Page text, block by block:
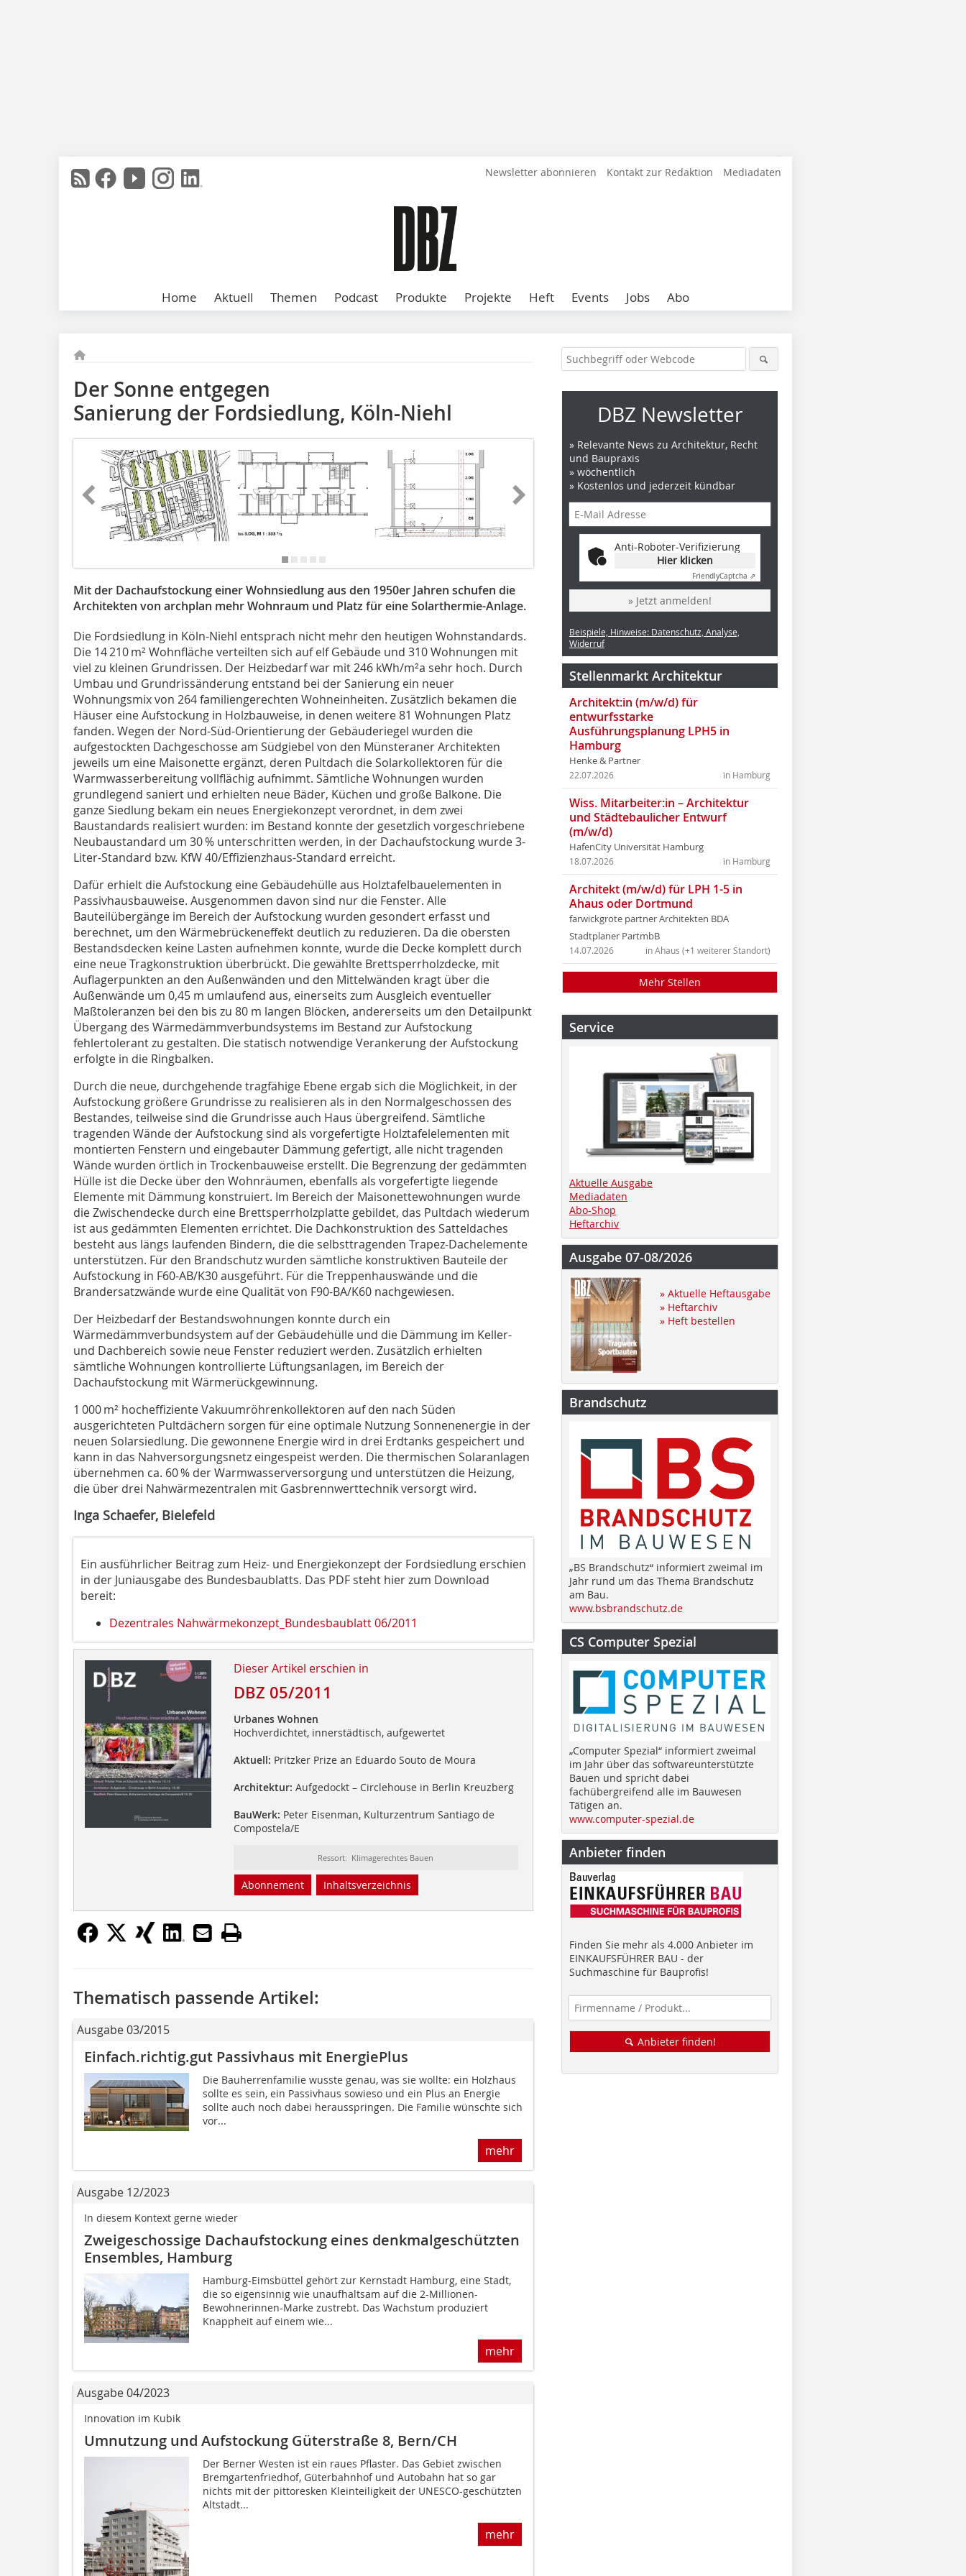
Newsletter abonnieren Kontakt zur Redaktion Mediadaten
Home Aktuell Themen Podcast Produkte Projekte Heft Events Jobs Abo
Der Sonne entgegen
Sanierung der Fordsiedlung, Köln-Niehl
Mit der Dachaufstockung einer Wohnsiedlung aus den 1950er Jahren schufen die
Architekten von archplan mehr Wohnraum und Platz für eine Solarthermie-Anlage.
Die Fordsiedlung in Köln-Niehl entsprach nicht mehr den heutigen Wohnstandards.
Die 14 210 m² Wohnfläche verteilten sich auf elf Gebäude und 310 Wohnungen mit
viel zu kleinen Grundrissen. Der Heizbedarf war mit 246 kWh/m²a sehr hoch. Durch
Umbau und Grundrissänderung entstand bei der Sanierung ein neuer
Wohnungsmix von 264 familiengerechten Wohneinheiten. Zusätzlich bekamen die
Häuser eine Aufstockung in Holzbauweise, in denen weitere 81 Wohnungen Platz
fanden. Wegen der Nord-Süd-Orientierung der Gebäuderiegel wurden die
aufgestockten Dachgeschosse am Südgiebel von den Münsteraner Architekten
jeweils um eine Maisonette ergänzt, deren Pultdach die Solarkollektoren für die
Warmwasserbereitung vollflächig aufnimmt. Sämtliche Wohnungen wurden
grundlegend saniert und erhielten neue Bäder, Küchen und große Balkone. Die
ganze Siedlung bekam ein neues Energiekonzept verordnet, in dem zwei
Baustandards realisiert wurden: im Bestand konnte der gesetzlich vorgeschriebene
Neubaustandard um 30 % unterschritten werden, in der Dachaufstockung wurde 3-
Liter-Standard bzw. KfW 40/Effizienzhaus-Standard erreicht.
Dafür erhielt die Aufstockung eine Gebäudehülle aus Holztafelbau­elementen in
Passivhausbauweise. Ausgenommen davon sind nur die Fenster. Alle
Bauteilübergänge im Bereich der Aufstockung wurden gesondert erfasst und
berechnet, um den Wärmebrückeneffekt deutlich zu reduzieren. Da die obersten
Bestandsdecken keine Lasten aufnehmen konnte, wurde die Decke komplett durch
eine neue Tragkonstruktion überbrückt. Die gewählte Brettsperrholzdecke, mit
Auflagerpunkten an den Außenwänden und den Mittelwänden kragt über die
Außenwände um 0,45 m umlaufend aus, einerseits zum Ausgleich eventueller
Maßtoleranzen bei den bis zu 80 m langen Blöcken, andererseits um den Detailpunkt
Übergang des Wärmedämmverbundsystems im Bestand zur Aufstockung
fehlertolerant zu gestalten. Die statisch notwendige Verankerung der Aufstockung
erfolgte in die Ringbalken.
Durch die neue, durchgehende tragfähige Ebene ergab sich die Möglichkeit, in der
Aufstockung größere Grundrisse zu realisieren als in den Normalgeschossen des
Bestandes, teilweise sind die Grundrisse auch Haus übergreifend. Sämtliche
tragenden Wände der Aufstockung sind als vorgefertigte Holztafelelementen mit
montierten Fenstern und eingebauter Dämmung gefertigt, alle nicht tragenden
Wände wurden örtlich in Trockenbauweise erstellt. Die Begrenzung der gedämmten
Hülle ist die Decke über den Wohnräumen, ebenfalls als vorgefertigte liegende
Elemente mit Dämmung konstruiert. Im Bereich der Maisonettewohnungen wurde
die Zwischendecke durch eine Brettsperrholzplatte gebildet, das Pultdach wiederum
ist aus gedämmten Elementen errichtet. Die Dachkonstruktion des Satteldaches
besteht aus längs laufenden Bindern, die die selbsttragenden Trapez-Dachelemente
unterstützen. Für den Brandschutz wurden sämtliche konstruktiven Bauteile der
Aufstockung in F60-AB/K30 ausgeführt. Für die Treppenhauswände und die
Brandersatzwände wurde eine Qualität von F90-BA/K60 nachgewiesen.
Der Heizbedarf der Bestandswohnungen konnte durch ein
Wärmedämmverbundsystem auf der Gebäudehülle und die Dämmung im Keller-
und Dachbereich sowie neue Fenster reduziert werden. Zusätzlich erhielten
sämtliche Wohnungen kontrollierte Lüftungsanlagen, im Bereich der
Dachaufstockung mit Wärmerückgewinnung.
1 000 m² hocheffiziente Vakuumröhrenkollektoren auf den nach Süden
ausgerichteten Pultdächern sorgen für eine optimale Nutzung Sonnenenergie in der
neuen Solarsiedlung. Die gewonnene Energie wird in drei Erdtanks gespeichert und
kann in das Nahversorgungsnetz eingespeist werden. Die thermischen Solaranlagen
übernehmen ca. 60 % der Warmwasserversorgung und unterstützen die Heizung,
die über drei Nahwärmezentralen mit Gasbrennwerttechnik versorgt wird.
Inga Schaefer, Bielefeld
Ein ausführlicher Beitrag zum Heiz- und Energiekonzept der Fordsiedlung erschien
in der Juniausgabe des Bundesbaublatts. Das PDF steht hier zum Download
bereit:
Dezentrales Nahwärmekonzept_Bundesbaublatt 06/2011
Dieser Artikel erschien in
DBZ 05/2011
Urbanes Wohnen
Hochverdichtet, innerstädtisch, aufgewertet
Aktuell: Pritzker Prize an Eduardo Souto de Moura
Architektur: Aufgedockt – Circlehouse in Berlin Kreuzberg
BauWerk: Peter Eisenman, Kulturzentrum Santiago de
Compostela/E
Ressort: Klimagerechtes Bauen
Abonnement Inhaltsverzeichnis
Thematisch passende Artikel:
Ausgabe 03/2015
Einfach.richtig.gut Passivhaus mit EnergiePlus
Die Bauherrenfamilie wusste genau, was sie wollte: ein Holzhaus
sollte es sein, ein Passivhaus sowieso und ein Plus an Energie
sollte auch noch dabei herausspringen. Die Familie wünschte sich
vor...
mehr
Ausgabe 12/2023
In diesem Kontext gerne wieder
Zweigeschossige Dachaufstockung eines denkmalgeschützten
Ensembles, Hamburg
Hamburg-Eimsbüttel gehört zur Kernstadt Hamburg, eine Stadt,
die so eigensinnig wie unaufhaltsam auf die 2-Millionen-
Bewohnerinnen-Marke zustrebt. Das Wachstum produziert
Knappheit auf einem wie...
mehr
Ausgabe 04/2023
Innovation im Kubik
Umnutzung und Aufstockung Güterstraße 8, Bern/CH
Der Berner Westen ist ein raues Pflaster. Das Gebiet zwischen
Bremgartenfriedhof, Güterbahnhof und Autobahn hat so gar
nichts mit der pittoresken Kleinteiligkeit der UNESCO-geschützten
Altstadt...
mehr
DBZ Newsletter
» Relevante News zu Architektur, Recht
und Baupraxis
» wöchentlich
» Kostenlos und jederzeit kündbar
Anti-Roboter-Verifizierung
Hier klicken
FriendlyCaptcha ⇗
» Jetzt anmelden!
Beispiele, Hinweise: Datenschutz, Analyse,
Widerruf
Stellenmarkt Architektur
Architekt:in (m/w/d) für
entwurfsstarke
Ausführungsplanung LPH5 in
Hamburg
Henke & Partner
in Hamburg
22.07.2026
Wiss. Mitarbeiter:in – Architektur
und Städtebaulicher Entwurf
(m/w/d)
HafenCity Universität Hamburg
in Hamburg
18.07.2026
Architekt (m/w/d) für LPH 1-5 in
Ahaus oder Dortmund
farwickgrote partner Architekten BDA
Stadtplaner PartmbB
in Ahaus (+1 weiterer Standort)
14.07.2026
Mehr Stellen
Service
Aktuelle Ausgabe
Mediadaten
Abo-Shop
Heftarchiv
Ausgabe 07-08/2026
» Aktuelle Heftausgabe
» Heftarchiv
» Heft bestellen
Brandschutz
„BS Brandschutz“ informiert zweimal im
Jahr rund um das Thema Brandschutz
am Bau.
www.bsbrandschutz.de
CS Computer Spezial
„Computer Spezial“ informiert zweimal
im Jahr über das softwareunterstützte
Bauen und spricht dabei
fachübergreifend alle im Bauwesen
Tätigen an.
www.computer-spezial.de
Anbieter finden
Finden Sie mehr als 4.000 Anbieter im
EINKAUFSFÜHRER BAU - der
Suchmaschine für Bauprofis!
Anbieter finden!